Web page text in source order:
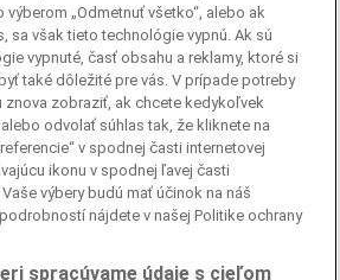
„Odmetnuť všetko“, alebo ak
sa však tieto technológie vypnú. Ak sú
vypnuté, časť obsahu a reklamy, ktoré si
také dôležité pre vás. V prípade potreby
zobraziť, ak chcete kedykoľvek
odvolať súhlas tak, že kliknete na
v spodnej časti internetovej
ikonu v spodnej ľavej časti
výbery budú mať účinok na náš
nájdete v našej Politike ochrany
spracúvame údaje s cieľom